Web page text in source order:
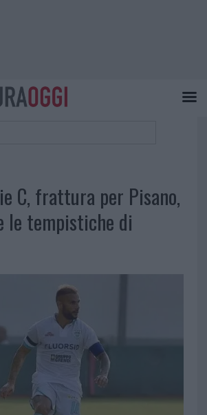
C, frattura per Pisano,
le tempistiche di